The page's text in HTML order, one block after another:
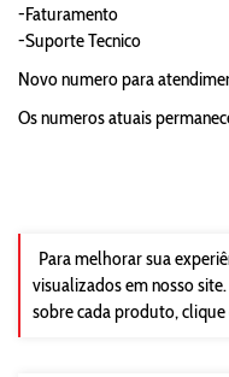
-Faturamento
-Suporte Tecnico
Novo numero para
Os numeros atuais
Para melhorar sua
visualizados em nosso
sobre cada produto,